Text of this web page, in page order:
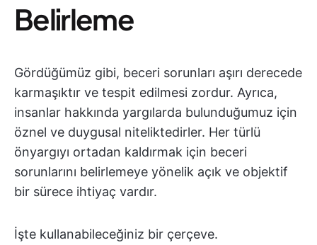
Belirleme
Gördüğümüz gibi, beceri sorunları aşırı derecede
karmaşıktır ve tespit edilmesi zordur. Ayrıca,
insanlar hakkında yargılarda bulunduğumuz için
öznel ve duygusal niteliktedirler. Her türlü
önyargıyı ortadan kaldırmak için beceri
sorunlarını belirlemeye yönelik açık ve objektif
bir sürece ihtiyaç vardır.
İşte kullanabileceğiniz bir çerçeve.